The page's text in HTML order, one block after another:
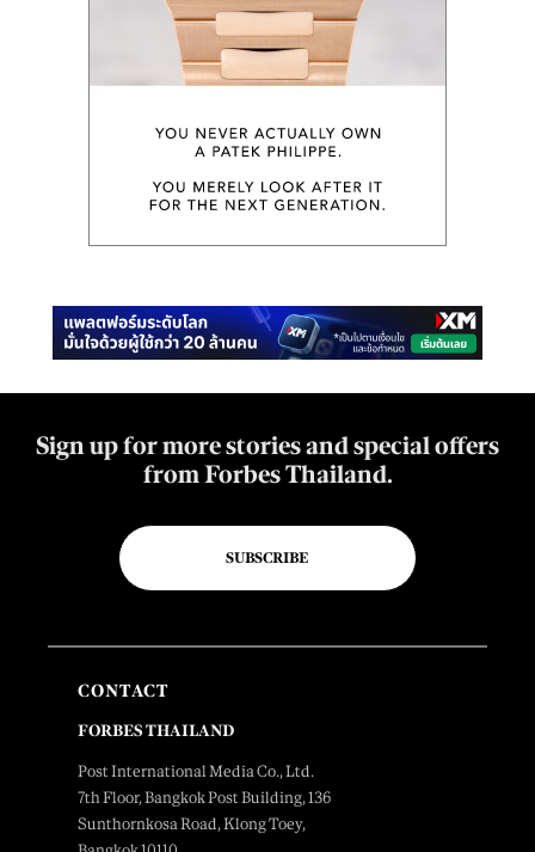
Sign up for more stories and special offers
from Forbes Thailand.
SUBSCRIBE
CONTACT
FORBES THAILAND
Post International Media Co., Ltd.
7th Floor, Bangkok Post Building, 136
Sunthornkosa Road, Klong Toey,